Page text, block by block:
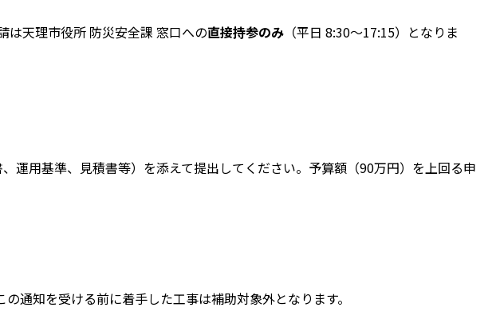
は天理市役所 防災安全課 窓口への直接持参のみ （平日 8:30〜17:15）となりま
運用基準、見積書等）を添えて提出してください。予算額（90万円）を上回る申
通知を受ける前に着手した工事は補助対象外となります。